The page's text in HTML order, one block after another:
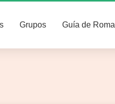
Grupos Guía de Roma